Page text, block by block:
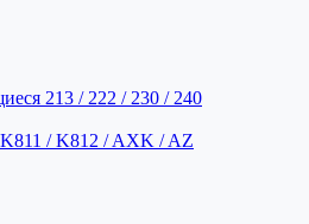
213 / 222 / 230 / 240
/ K812 / AXK / AZ